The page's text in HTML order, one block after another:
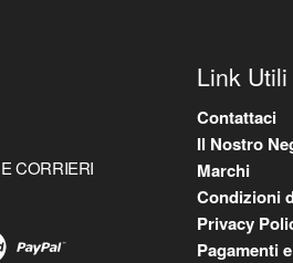
CORRIERI
Link Utili
Contattaci
Il Nostro
Marchi
Condizioni
Privacy
Pagamenti